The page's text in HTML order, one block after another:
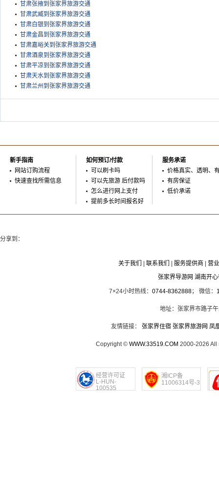
甘肃张掖到张家界旅游交通
甘肃武威到张家界旅游交通
甘肃白银到张家界旅游交通
甘肃金昌到张家界旅游交通
甘肃嘉峪关到张家界旅游交通
甘肃酒泉到张家界旅游交通
甘肃平凉到张家界旅游交通
甘肃天水到张家界旅游交通
甘肃兰州到张家界旅游交通
新手指南
网站订购流程
快速查找所需信息
如何预订/付款
可以刷卡吗
可以先旅游 后付款吗
怎么进行网上支付
提前多长时间报名好
服务承诺
价格真实、透明、
有房保证
低价承诺
分享到：
关于我们 联系我们 服务提供商
营
张家界导游网 湖南开
7×24小时热线： 0744-8362888； 微信：
地址：张家界市路子
友情链接： 张家界住宿 张家界旅游网 凤
Copyright © WWW.33519.COM 2000-2026 All
经营许可证
L-HUN-
100535
湘ICP备
11006314号-3